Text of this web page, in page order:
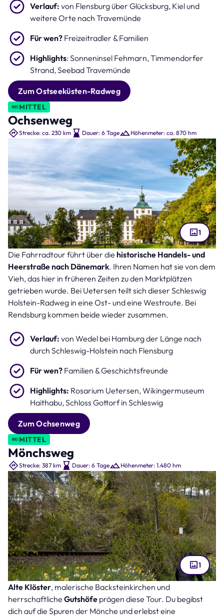
Verlauf: von Flensburg über Glücksburg, Kiel und
weitere Orte nach Travemünde
Für wen? Freizeitradler & Familien
Highlights: Sonneninsel Fehmarn, Timmendorfer
Strand, Seebad Travemünde
Zum Ostseeküsten-Radweg
MITTEL
Ochsenweg
Strecke: ca. 230 km Dauer: 6 Tage Höhenmeter: ca. 870 hm
Schloss Gottorf in Schleswig (Bild: Sina Ettmer – stock.adobe.com )
1
Die Fahrradtour führt über die historische Handels- und
Heerstraße nach Dänemark. Ihren Namen hat sie von dem
Vieh, das hier in früheren Zeiten zu den Marktplätzen
getrieben wurde. Bei Uetersen teilt sich dieser Schleswig
Holstein-Radweg in eine Ost- und eine Westroute. Bei
Rendsburg kommen beide wieder zusammen.
Verlauf: von Wedel bei Hamburg der Länge nach
durch Schleswig-Holstein nach Flensburg
Für wen? Familien & Geschichtsfreunde
Highlights: Rosarium Uetersen, Wikingermuseum
Haithabu, Schloss Gottorf in Schleswig
Zum Ochsenweg
MITTEL
Mönchsweg
Strecke: 387 km Dauer: 6 Tage Höhenmeter: 1.480 hm
Plön mit Blick auf das Plöner Schloss (Bild: Lars Gieger – stock.adobe.com )
1
Alte Klöster, malerische Backsteinkirchen und
herrschaftliche Gutshöfe prägen diese Tour. Du begibst
dich auf die Spuren der Mönche und erlebst eine